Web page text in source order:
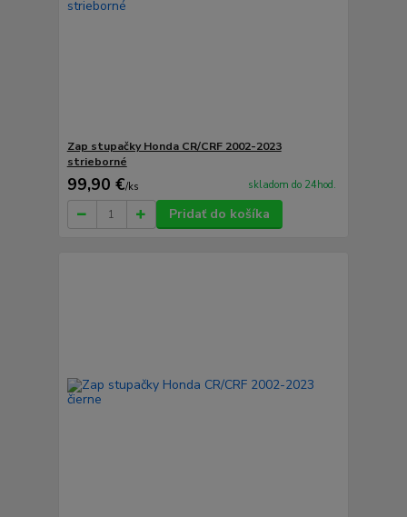
Zap stupačky Honda CR/CRF 2002-2023
strieborné
99,90 €/ks skladom do 24hod.
Pridať do košíka